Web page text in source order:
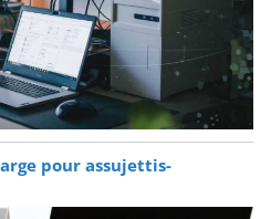
pour assujettis-